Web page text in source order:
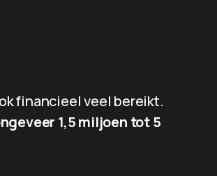
financieel veel bereikt.
1,5 miljoen tot 5